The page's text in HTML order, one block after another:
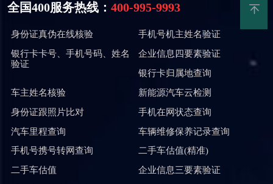
全国400服务热线： 400-995-9993
身份证真伪在线核验
手机号机主姓名验证
银行卡卡号、手机号码、姓名
验证
企业信息四要素验证
银行卡归属地查询
车主姓名核验
新能源汽车云检测
身份证跟照片比对
手机在网状态查询
汽车里程查询
车辆维修保养记录查询
手机号携号转网查询
二手车估值(精准)
二手车估值
企业信息三要素验证